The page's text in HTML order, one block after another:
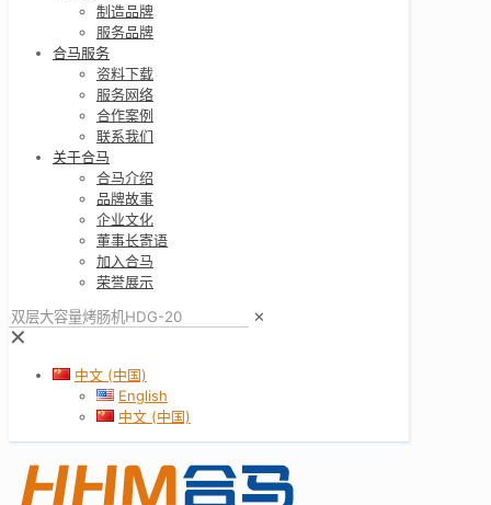
制造品牌
服务品牌
合马服务
资料下载
服务网络
合作案例
联系我们
关于合马
合马介绍
品牌故事
企业文化
董事长寄语
加入合马
荣誉展示
✕
✕
中文 (中国)
English
中文 (中国)